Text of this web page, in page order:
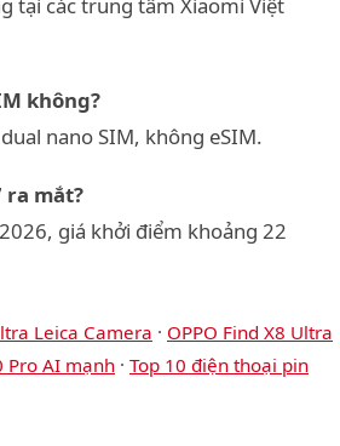
không?
nano SIM, không eSIM.
ra mắt?
giá khởi điểm khoảng 22
Leica Camera · OPPO Find X8 Ultra
Pro AI mạnh · Top 10 điện thoại pin